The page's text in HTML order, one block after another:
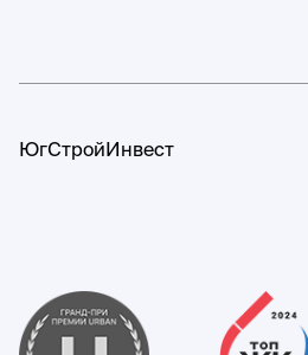
ЮгСтройИнвест